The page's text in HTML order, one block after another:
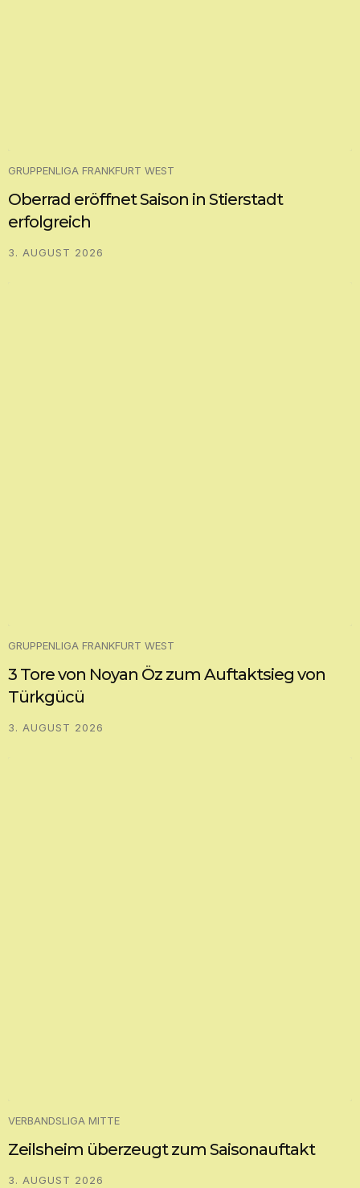
GRUPPENLIGA FRANKFURT WEST
Oberrad eröffnet Saison in Stierstadt
erfolgreich
3. AUGUST 2026
GRUPPENLIGA FRANKFURT WEST
3 Tore von Noyan Öz zum Auftaktsieg von
Türkgücü
3. AUGUST 2026
VERBANDSLIGA MITTE
Zeilsheim überzeugt zum Saisonauftakt
3. AUGUST 2026